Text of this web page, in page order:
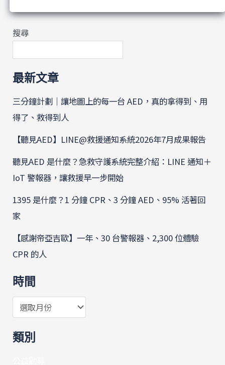
搜尋
最新文章
三分鐘計劃｜讓地圖上的每一台 AED，真的拿得到、用
得了、救得到人
【聽見AED】LINE@救援通知系統2026年7月成果報告
聽見AED 是什麼？急救守護系統完整介紹：LINE 通知＋
IoT 警報器，讓救援早一步開始
1395 是什麼？1 分鐘 CPR、3 分鐘 AED、95% 活著回
家
【感謝帝亞吉歐】一年、30 台警報器、2,300 位體驗
CPR 的人
時間
類別